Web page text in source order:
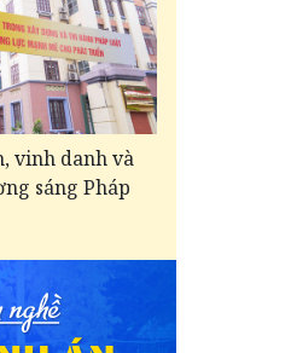
vinh danh và
sáng Pháp